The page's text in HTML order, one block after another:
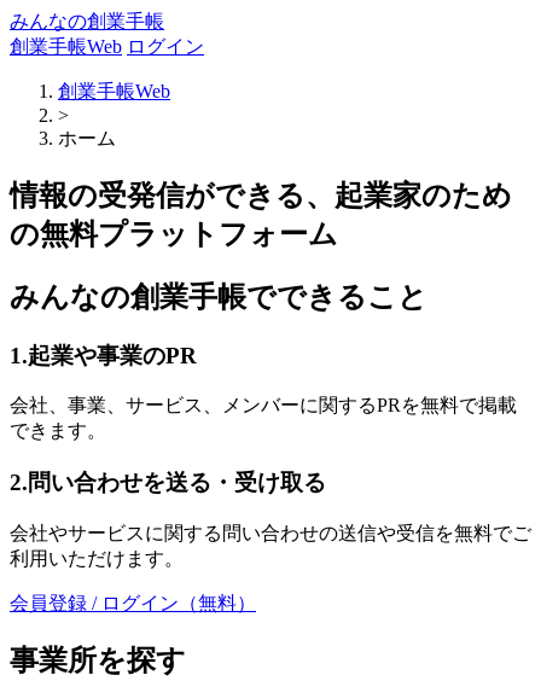
みんなの創業手帳
創業手帳Web ログイン
創業手帳Web
>
ホーム
情報の受発信ができる、起業家のため
の無料プラットフォーム
みんなの創業手帳でできること
1.起業や事業のPR
会社、事業、サービス、メンバーに関するPRを無料で掲載
できます。
2.問い合わせを送る・受け取る
会社やサービスに関する問い合わせの送信や受信を無料でご
利用いただけます。
会員登録 / ログイン（無料）
事業所を探す